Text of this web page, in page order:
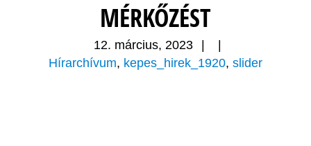
MÉRKŐZÉST
12. március, 2023
Hírarchívum, kepes_hirek_1920, slider